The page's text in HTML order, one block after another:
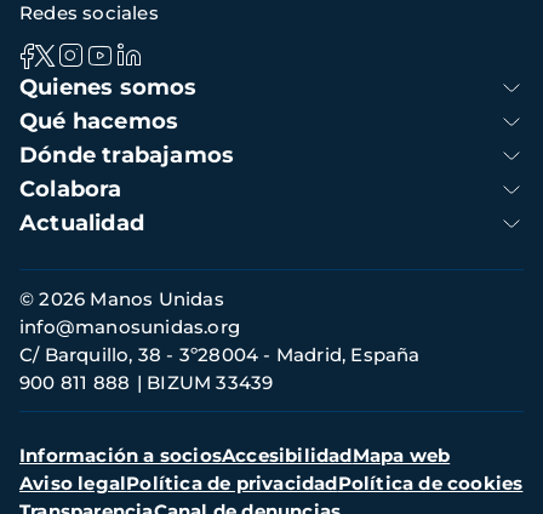
Navegación
principal
Quienes somos
Qué hacemos
Dónde trabajamos
Colabora
Actualidad
Redes sociales
Información
de
contacto
© 2026 Manos Unidas
C/ Barquillo, 38 - 3º28004 - Madrid, España
900 811 888
BIZUM 33439
info@manosunidas.org
Menú
secundario
Información a sociosAccesibilidadMapa web
Aviso legalPolítica de privacidadPolítica de cookies